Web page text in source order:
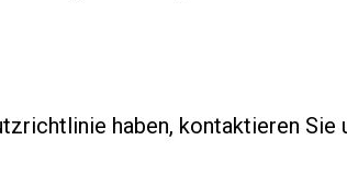
haben, kontaktieren Sie